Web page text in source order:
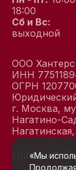
18:00
Сб и Вс:
выходной
ООО Хантерс
ИНН
ОГРН
г. Москва,
Нагатино-
Hunters©
«Мы